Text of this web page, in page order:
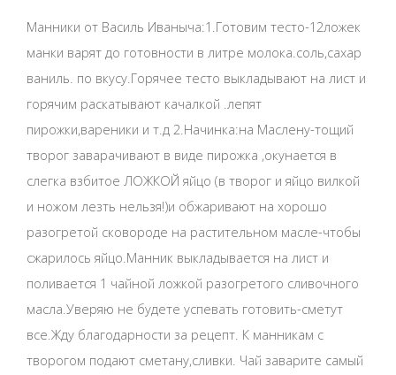
Манники от Василь Иваныча:1.Готовим тесто-12ложек
манки варят до готовности в литре молока.соль,сахар
ваниль. по вкусу.Горячее тесто выкладывают на лист и
горячим раскатывают качалкой .лепят
пирожки,вареники и т.д 2.Начинка:на Маслену-тощий
творог заварачивают в виде пирожка ,окунается в
слегка взбитое ЛОЖКОЙ яйцо (в творог и яйцо вилкой
и ножом лезть нельзя!)и обжаривают на хорошо
разогретой сковороде на растительном масле-чтобы
сжарилось яйцо.Манник выкладывается на лист и
поливается 1 чайной ложкой разогретого сливочного
масла.Уверяю не будете успевать готовить-сметут
все.Жду благодарности за рецепт. К манникам с
творогом подают сметану,сливки. Чай заварите самый